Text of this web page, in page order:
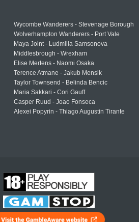
Wycombe Wanderers - Stevenage Borough
Wolverhampton Wanderers - Port Vale
Maya Joint - Ludmilla Samsonova
Middlesbrough - Wrexham
Elise Mertens - Naomi Osaka
Terence Atmane - Jakub Mensik
Taylor Townsend - Belinda Bencic
Maria Sakkari - Cori Gauff
Casper Ruud - Joao Fonseca
Alexei Popyrin - Thiago Augustin Tirante